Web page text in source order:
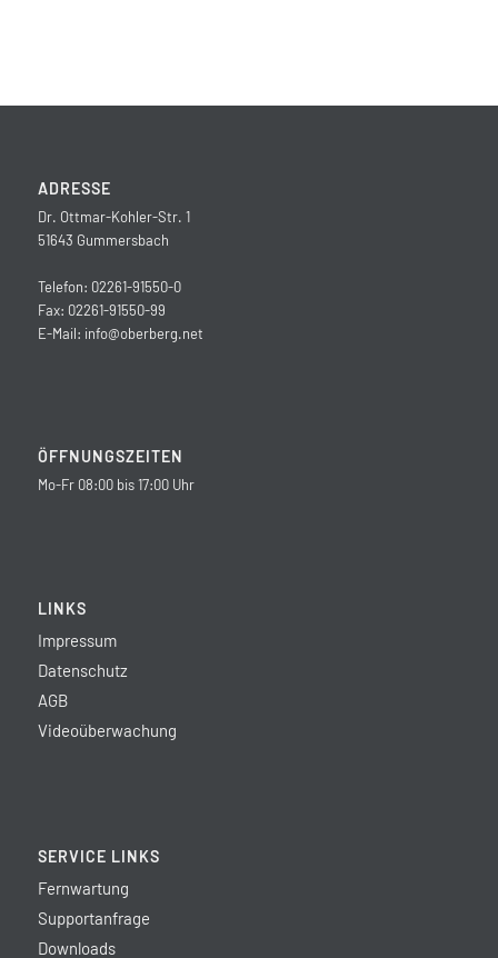
ADRESSE
Dr. Ottmar-Kohler-Str. 1
51643 Gummersbach
Telefon: 02261-91550-0
Fax: 02261-91550-99
E-Mail: info@oberberg.net
ÖFFNUNGSZEITEN
Mo-Fr 08:00 bis 17:00 Uhr
LINKS
Impressum
Datenschutz
AGB
Videoüberwachung
SERVICE LINKS
Fernwartung
Supportanfrage
Downloads